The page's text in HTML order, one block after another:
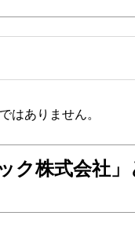
はありません。
ク株式会社